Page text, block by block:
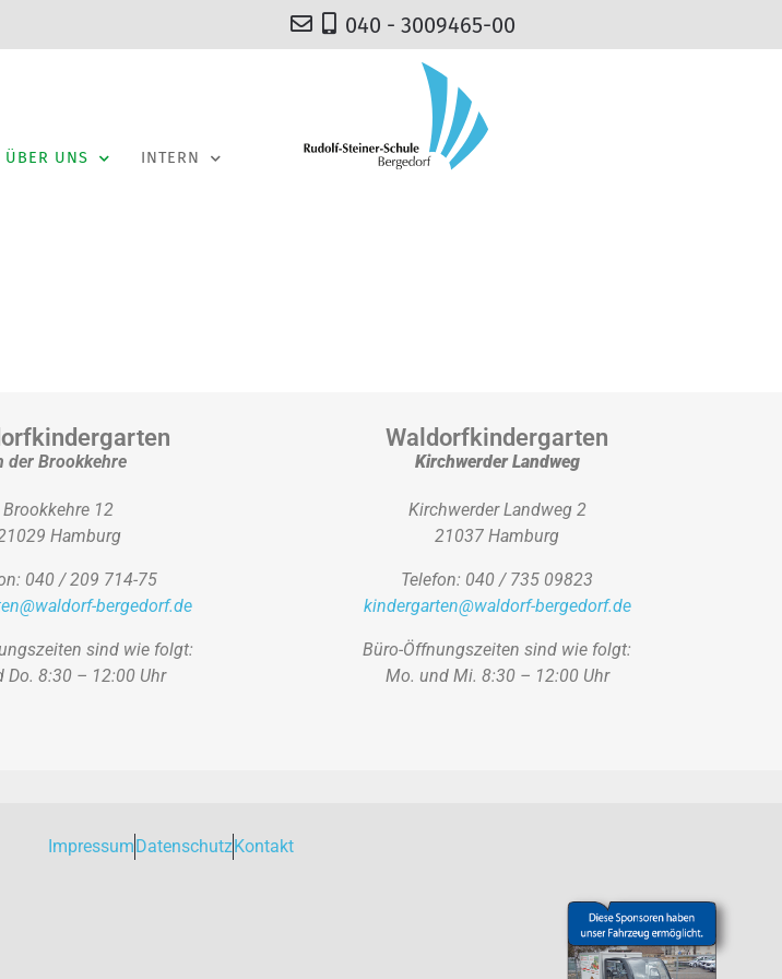
040 - 3009465-00
ÜBER UNS INTERN
der Brookkehre
Brookkehre 12
Hamburg
040 / 209 714-75
bergedorf.de
sind wie folgt:
Do. 8:30 – 12:00 Uhr
Waldorfkindergarten
Kirchwerder Landweg
Kirchwerder Landweg 2
21037 Hamburg
Telefon: 040 / 735 09823
kindergarten@waldorf-bergedorf.de
Büro-Öffnungszeiten sind wie folgt:
Mo. und Mi. 8:30 – 12:00 Uhr
ImpressumDatenschutzKontakt